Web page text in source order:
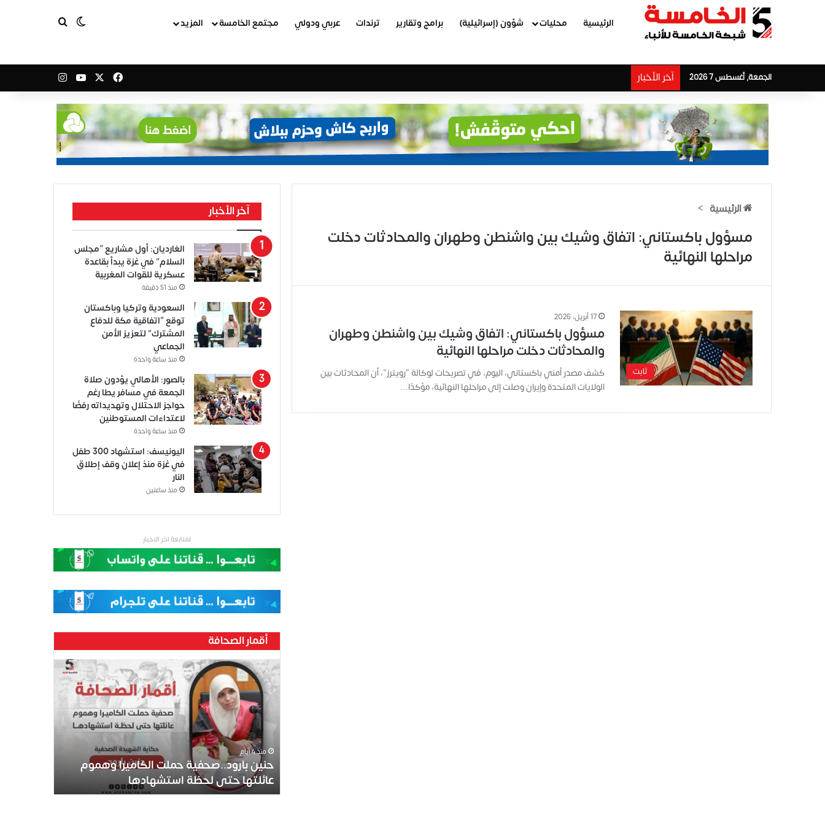
الرئيسية محليات شؤون (إسرائيلية) برامج وتقارير ترندات عربي ودولي مجتمع الخامسة المزيد الوضع المظلم
الجمعة, أغسطس 7 2026 آخر الأخبار فيسبوك ‫YouTube
الرئيسية >
مسؤول باكستاني: اتفاق وشيك بين واشنطن وطهران والمحادثات دخلت
مراحلها النهائية
ثابت
17 أبريل، 2026
مسؤول باكستاني: اتفاق وشيك بين واشنطن وطهران
والمحادثات دخلت مراحلها النهائية
كشف مصدر أمني باكستاني، اليوم، في تصريحات لوكالة “رويترز”، أن المحادثات بين
الولايات المتحدة وإيران وصلت إلى مراحلها النهائية، مؤكدًا…
آخر الأخبار
الغارديان: أول مشاريع “مجلس
السلام” في غزة يبدأ بقاعدة
عسكرية للقوات المغربية
منذ 51 دقيقة
السعودية وتركيا وباكستان
توقع “اتفاقية مكة للدفاع
المشترك” لتعزيز الأمن
الجماعي
منذ ساعة واحدة
بالصور: الأهالي يؤدون صلاة
الجمعة في مسافر يطا رغم
حواجز الاحتلال وتهديداته رفضًا
لاعتداءات المستوطنين
منذ ساعة واحدة
اليونيسف: استشهاد 300 طفل
في غزة منذ إعلان وقف إطلاق
النار
منذ ساعتين
لمتابعة اخر الاخبار
أقمار الصحافة
ح
ن
.
منذ 4 أيام
حنين بارود..صحفية حملت الكاميرا وهموم
عائلتها حتى لحظة استشهادها